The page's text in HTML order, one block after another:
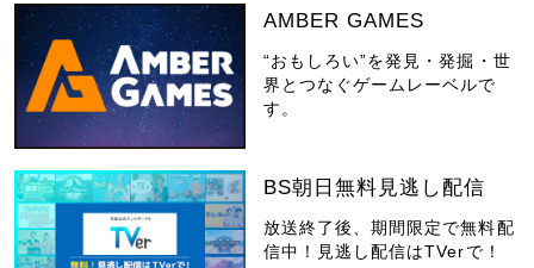
AMBER GAMES
“おもしろい”を発見・発掘・世
界とつなぐゲームレーベルで
す。
BS朝日無料見逃し配信
放送終了後、期間限定で無料配
信中！見逃し配信はTVerで！